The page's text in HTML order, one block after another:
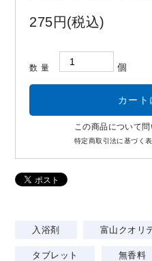
275円(税込)
数量 個
この商品について
特定商取引法に基づく
入浴剤 富山クオリ
タブレット 無香料